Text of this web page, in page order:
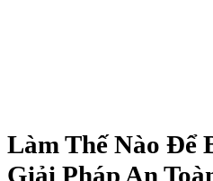
Làm Thế Nào Để
Giải Pháp An